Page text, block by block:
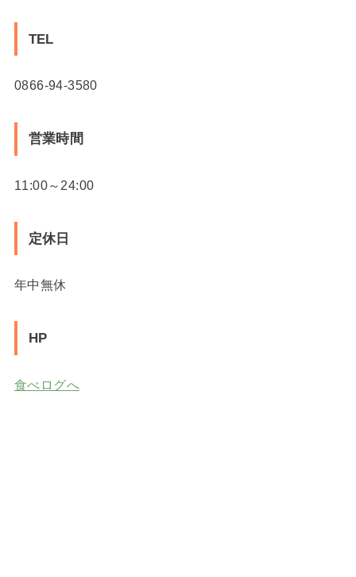
TEL
0866-94-3580
営業時間
11:00～24:00
定休日
年中無休
HP
食べログへ